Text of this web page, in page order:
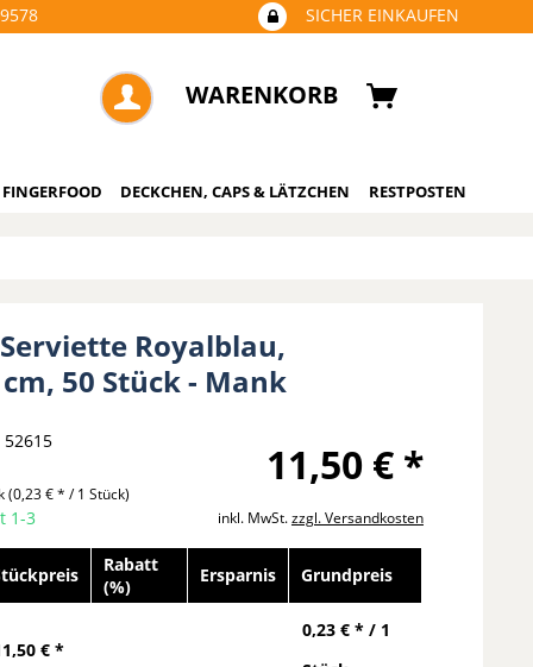
SICHER EINKAUFEN
WARENKORB
DECKCHEN, CAPS & LÄTZCHEN RESTPOSTEN
Royalblau,
50 Stück - Mank
52615 11,50 € *
(0,23 € * / 1 Stück)
inkl. MwSt.zzgl. Versandkosten
1-3
Rabatt
(%)
Ersparnis Grundpreis
€ *
0,23 € * / 1